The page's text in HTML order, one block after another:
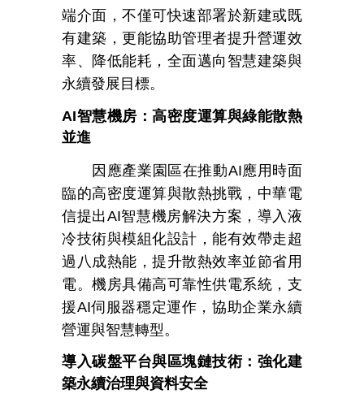
端介面，不僅可快速部署於新建或既
有建築，更能協助管理者提升營運效
率、降低能耗，全面邁向智慧建築與
永續發展目標。
AI智慧機房：高密度運算與綠能散熱
並進
因應產業園區在推動AI應用時面
臨的高密度運算與散熱挑戰，中華電
信提出AI智慧機房解決方案，導入液
冷技術與模組化設計，能有效帶走超
過八成熱能，提升散熱效率並節省用
電。機房具備高可靠性供電系統，支
援AI伺服器穩定運作，協助企業永續
營運與智慧轉型。
導入碳盤平台與區塊鏈技術：強化建
築永續治理與資料安全